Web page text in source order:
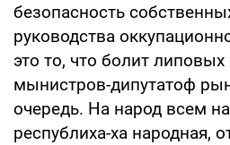
безопасность
руководства
это то, что болит липовых
мынистров-дипутатоф
очередь. На народ всем
республиха-ха народная,